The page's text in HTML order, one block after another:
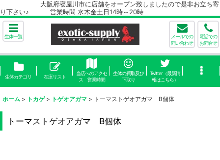
大阪府寝屋川市に店舗をオープン致しましたので是非お立ち寄
り下さい♪ 営業時間 水木金土日14時～20時
生体一覧
メールでの
問い合わせ
電話での
お問合せ
生体カテゴリ 在庫リスト
当店へのアクセ
ス 営業時間
生体の買取及び
下取り
Twitter（最新情
報はこちら）
ホーム > トカゲ > トゲオアガマ > トーマストゲオアガマ B個体
トーマストゲオアガマ B個体